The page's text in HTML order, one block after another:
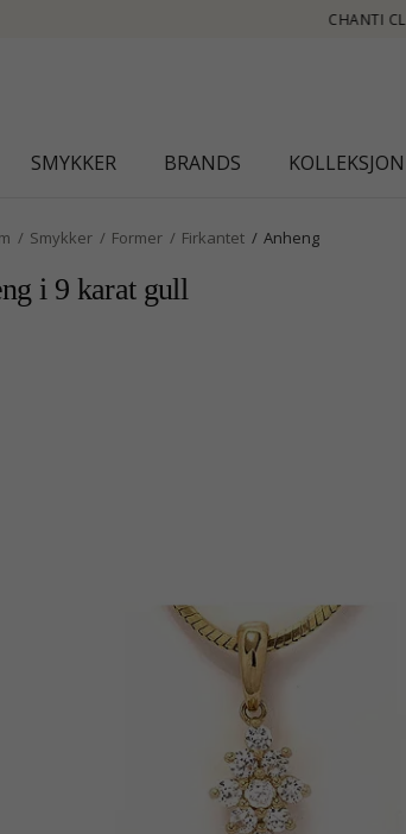
POENG SE MER - KLIKK HER
SMYKKER BRANDS
Smykker Former Firkantet Anheng
i 9 karat gull